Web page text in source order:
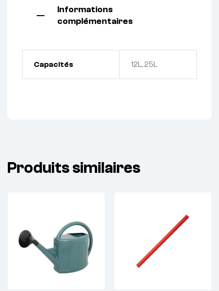
Informations
complémentaires
Capacités 12L, 25L
Produits similaires